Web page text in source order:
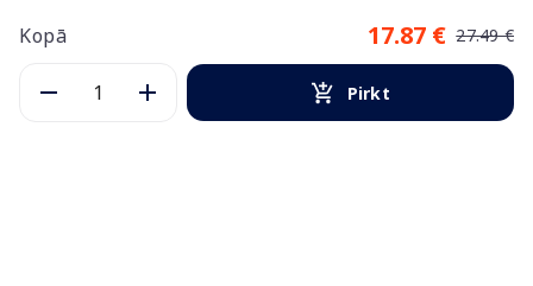
Kopā 17.87 € 27.49 €
Pirkt